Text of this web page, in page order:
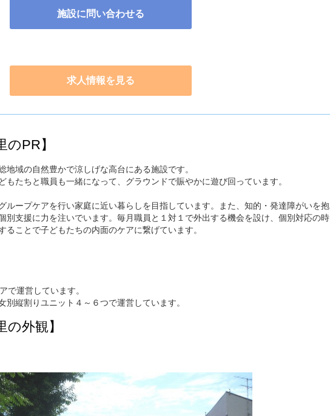
施設に問い合わせる
求人情報を見る
のPR】
域の自然豊かで涼しげな高台にある施設です。
もたちと職員も一緒になって、グラウンドで賑やかに遊び回っています。
ループケアを行い家庭に近い暮らしを目指しています。また、知的・発達障がいを抱
別支援に力を注いでいます。毎月職員と１対１で外出する機会を設け、個別対応の時
ることで子どもたちの内面のケアに繋げています。
で運営しています。
縦割りユニット４～６つで運営しています。
の外観】